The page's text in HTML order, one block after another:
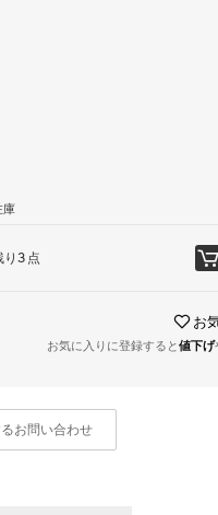
庫
り3点
お
お気に入りに登録すると値下げ
お問い合わせ